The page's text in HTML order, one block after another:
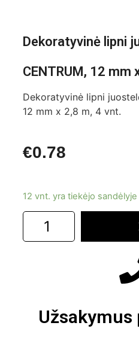
Dekoratyvinė lipni
CENTRUM, 12 mm
Dekoratyvinė lipni
12 mm x 2,8 m, 4 vnt.
€0.78
12 vnt. yra tiekėjo sandėlyje